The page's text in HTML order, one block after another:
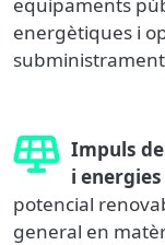
energètiques i
Impuls
i
potencial
general en